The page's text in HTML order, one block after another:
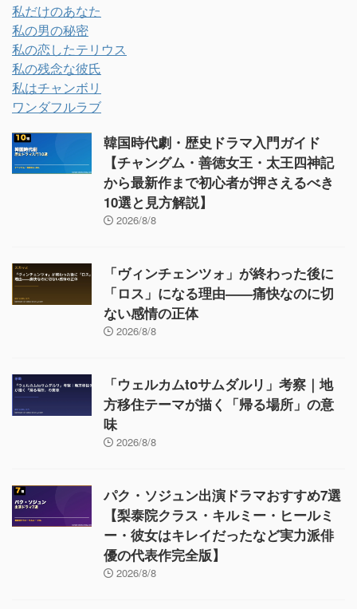
私だけのあなた
私の男の秘密
私の恋したテリウス
私の残念な彼氏
私はチャンボリ
ワンダフルラブ
韓国時代劇・歴史ドラマ入門ガイド
【チャングム・善徳女王・太王四神記
から最新作まで初心者が押さえるべき
10選と見方解説】
2026/8/8
「ヴィンチェンツォ」が終わった後に
「ロス」になる理由——痛快なのに切
ない感情の正体
2026/8/8
「ウェルカムtoサムダルリ」考察｜地
方移住テーマが描く「帰る場所」の意
味
2026/8/8
パク・ソジュン出演ドラマおすすめ7選
【梨泰院クラス・キルミー・ヒールミ
ー・彼女はキレイだったなど実力派俳
優の代表作完全版】
2026/8/8